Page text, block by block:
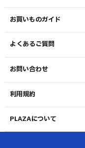
お買いものガイド
よくあるご質問
お問い合わせ
利用規約
PLAZAについて